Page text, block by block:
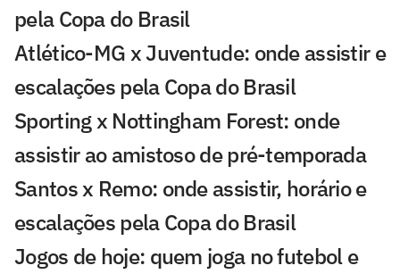
pela Copa do Brasil
Atlético-MG x Juventude: onde assistir e
escalações pela Copa do Brasil
Sporting x Nottingham Forest: onde
assistir ao amistoso de pré-temporada
Santos x Remo: onde assistir, horário e
escalações pela Copa do Brasil
Jogos de hoje: quem joga no futebol e